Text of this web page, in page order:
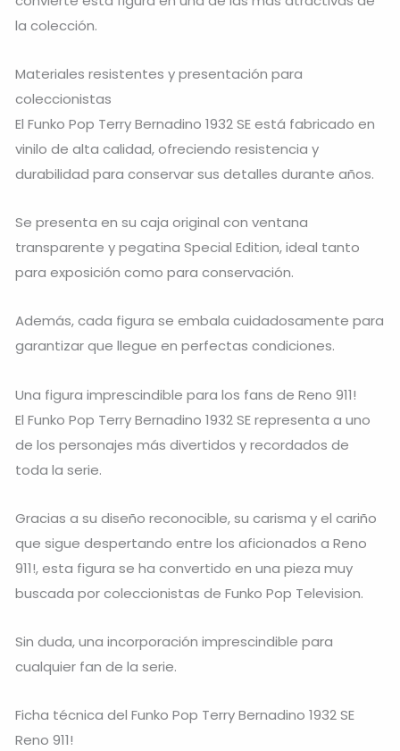
la colección.
Materiales resistentes y presentación para
coleccionistas
El Funko Pop Terry Bernadino 1932 SE está fabricado en
vinilo de alta calidad, ofreciendo resistencia y
durabilidad para conservar sus detalles durante años.
Se presenta en su caja original con ventana
transparente y pegatina Special Edition, ideal tanto
para exposición como para conservación.
Además, cada figura se embala cuidadosamente para
garantizar que llegue en perfectas condiciones.
Una figura imprescindible para los fans de Reno 911!
El Funko Pop Terry Bernadino 1932 SE representa a uno
de los personajes más divertidos y recordados de
toda la serie.
Gracias a su diseño reconocible, su carisma y el cariño
que sigue despertando entre los aficionados a Reno
911!, esta figura se ha convertido en una pieza muy
buscada por coleccionistas de Funko Pop Television.
Sin duda, una incorporación imprescindible para
cualquier fan de la serie.
Ficha técnica del Funko Pop Terry Bernadino 1932 SE
Reno 911!